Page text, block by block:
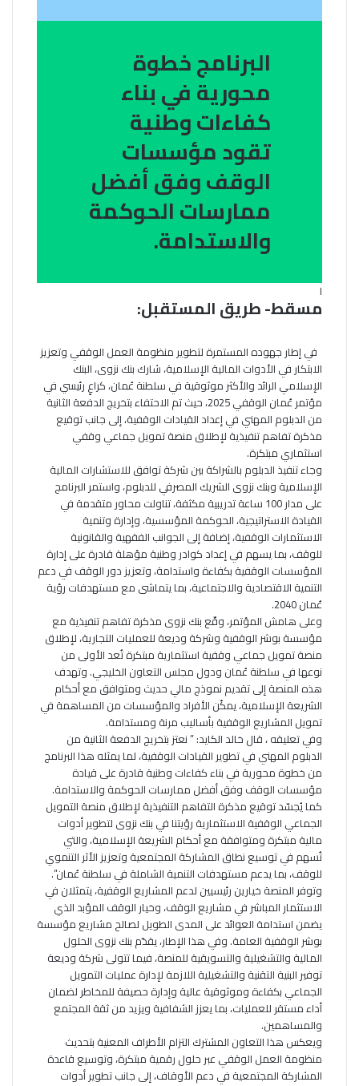
البرنامج خطوة
محورية في بناء
كفاءات وطنية
تقود مؤسسات
الوقف وفق أفضل
ممارسات الحوكمة
والاستدامة.
ا
مسقط- طريق المستقبل:
في إطار جهوده المستمرة لتطوير منظومة العمل الوقفي وتعزيز
الابتكار في الأدوات المالية الإسلامية، شارك بنك نزوى، البنك
الإسلامي الرائد والأكثر موثوقية في سلطنة عُمان، كراعٍ رئيسي في
مؤتمر عُمان الوقفي 2025، حيث تم الاحتفاء بتخريج الدفعة الثانية
من الدبلوم المهني في إعداد القيادات الوقفية، إلى جانب توقيع
مذكرة تفاهم تنفيذية لإطلاق منصة تمويل جماعي وقفي
استثماري مبتكرة.
وجاء تنفيذ الدبلوم بالشراكة بين شركة توافق للاستشارات المالية
الإسلامية وبنك نزوى الشريك المصرفي للدبلوم، واستمر البرنامج
على مدار 100 ساعة تدريبية مكثفة، تناولت محاور متقدمة في
القيادة الاستراتيجية، الحوكمة المؤسسية، وإدارة وتنمية
الاستثمارات الوقفية، إضافة إلى الجوانب الفقهية والقانونية
للوقف، بما يسهم في إعداد كوادر وطنية مؤهلة قادرة على إدارة
المؤسسات الوقفية بكفاءة واستدامة، وتعزيز دور الوقف في دعم
التنمية الاقتصادية والاجتماعية، بما يتماشى مع مستهدفات رؤية
عُمان 2040.
وعلى هامش المؤتمر، وقّع بنك نزوى مذكرة تفاهم تنفيذية مع
مؤسسة بوشر الوقفية وشركة وديعة للعمليات التجارية، لإطلاق
منصة تمويل جماعي وقفية استثمارية مبتكرة تُعد الأولى من
نوعها في سلطنة عُمان ودول مجلس التعاون الخليجي. وتهدف
هذه المنصة إلى تقديم نموذج مالي حديث ومتوافق مع أحكام
الشريعة الإسلامية، يمكّن الأفراد والمؤسسات من المساهمة في
تمويل المشاريع الوقفية بأساليب مرنة ومستدامة.
وفي تعليقه ، قال خالد الكايد: ” نعتز بتخريج الدفعة الثانية من
الدبلوم المهني في تطوير القيادات الوقفية، لما يمثله هذا البرنامج
من خطوة محورية في بناء كفاءات وطنية قادرة على قيادة
مؤسسات الوقف وفق أفضل ممارسات الحوكمة والاستدامة.
كما يُجسّد توقيع مذكرة التفاهم التنفيذية لإطلاق منصة التمويل
الجماعي الوقفية الاستثمارية رؤيتنا في بنك نزوى لتطوير أدوات
مالية مبتكرة ومتوافقة مع أحكام الشريعة الإسلامية، والتي
تُسهم في توسيع نطاق المشاركة المجتمعية وتعزيز الأثر التنموي
للوقف، بما يدعم مستهدفات التنمية الشاملة في سلطنة عُمان”.
وتوفر المنصة خيارين رئيسيين لدعم المشاريع الوقفية، يتمثلان في
الاستثمار المباشر في مشاريع الوقف، وخيار الوقف المؤبد الذي
يضمن استدامة العوائد على المدى الطويل لصالح مشاريع مؤسسة
بوشر الوقفية العامة. وفي هذا الإطار، يقدّم بنك نزوى الحلول
المالية والتشغيلية والتسويقية للمنصة، فيما تتولى شركة وديعة
توفير البنية التقنية والتشغيلية اللازمة لإدارة عمليات التمويل
الجماعي بكفاءة وموثوقية عالية وإدارة حصيفة للمخاطر لضمان
أداء مستقر للعمليات، بما يعزز الشفافية ويزيد من ثقة المجتمع
والمساهمين.
ويعكس هذا التعاون المشترك التزام الأطراف المعنية بتحديث
منظومة العمل الوقفي عبر حلول رقمية مبتكرة، وتوسيع قاعدة
المشاركة المجتمعية في دعم الأوقاف، إلى جانب تطوير أدوات